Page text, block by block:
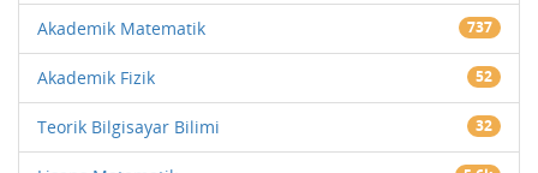
Akademik Matematik 737
Akademik Fizik 52
Teorik Bilgisayar Bilimi 32